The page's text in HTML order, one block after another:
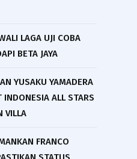
LAGA UJI COBA
BETA JAYA
YUSAKU YAMADERA
INDONESIA ALL STARS
VILLA
FRANCO